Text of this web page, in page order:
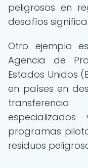
peligrosos en
desafíos
Otro ejemplo
Agencia de
Estados Unidos
en países en
programas
residuos